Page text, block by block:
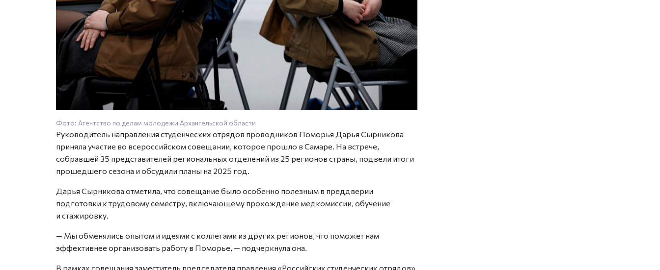
Фото: Агентство по делам молодежи Архангельской области
Руководитель направления студенческих отрядов проводников Поморья Дарья Сырникова
приняла участие во всероссийском совещании, которое прошло в Самаре. На встрече,
собравшей 35 представителей региональных отделений из 25 регионов страны, подвели итоги
прошедшего сезона и обсудили планы на 2025 год.
Дарья Сырникова отметила, что совещание было особенно полезным в преддверии
подготовки к трудовому семестру, включающему прохождение медкомиссии, обучение
и стажировку.
— Мы обменялись опытом и идеями с коллегами из других регионов, что поможет нам
эффективнее организовать работу в Поморье, — подчеркнула она.
В рамках совещания заместитель председателя правления «Российских студенческих отрядов»